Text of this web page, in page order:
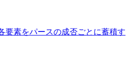
要素をパースの成否ごとに蓄積す